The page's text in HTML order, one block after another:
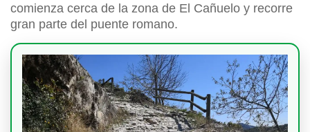
comienza cerca de la zona de El Cañuelo y recorre
gran parte del puente romano.